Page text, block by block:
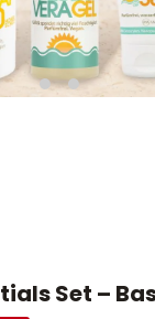
Set –